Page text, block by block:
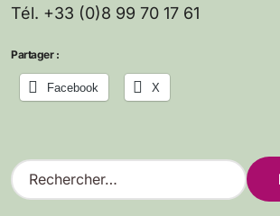
Tél. +33 (0)8 99 70 17 61
Partager :
Facebook X
R
e